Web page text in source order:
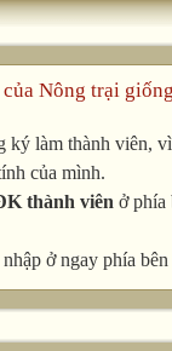
Nông trại
ký làm thành viên,
của mình.
thành viên ở phía
ở ngay phía bên